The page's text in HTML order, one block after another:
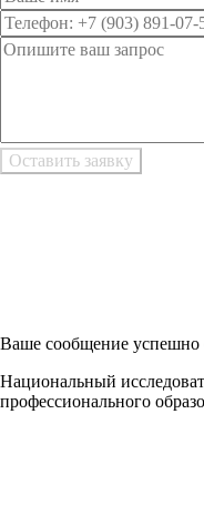
Ваше сообщение успешно
Национальный
профессионального